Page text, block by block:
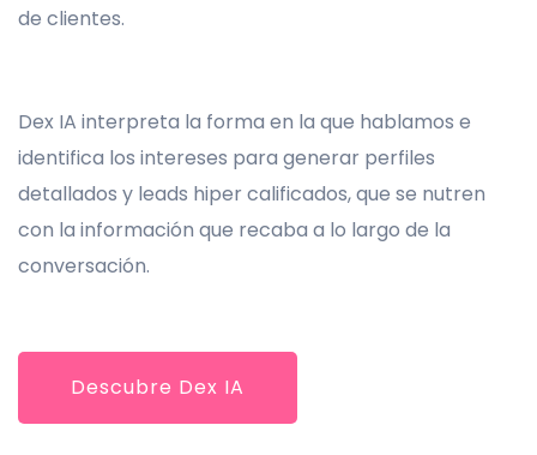
de clientes.
Dex IA interpreta la forma en la que hablamos e
identifica los intereses para generar perfiles
detallados y leads hiper calificados, que se nutren
con la información que recaba a lo largo de la
conversación.
Descubre Dex IA